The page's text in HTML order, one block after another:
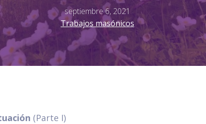
septiembre 6, 2021
Trabajos masónicos
(Parte I)